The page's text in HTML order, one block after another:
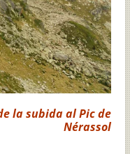
la subida al Pic de
Nérassol